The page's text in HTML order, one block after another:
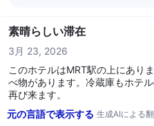
highlighting this aspect of your stay. 00
family had an overall pleasant
The management of
素晴らしい滞在
3月 23, 2026
このホテルはMRT駅の上にあり
べ物があります。冷蔵庫もホテ
再び来ます。
元の言語で表示する 生成AIによる